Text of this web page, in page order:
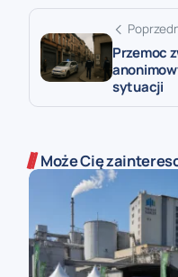
Przemoc
sytuacji
Może Cię